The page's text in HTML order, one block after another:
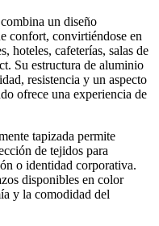
combina un diseño
confort, convirtiéndose en
hoteles, cafeterías, salas de
Su estructura de aluminio
resistencia y un aspecto
ofrece una experiencia de
tapizada permite
de tejidos para
o identidad corporativa.
disponibles en color
y la comodidad del